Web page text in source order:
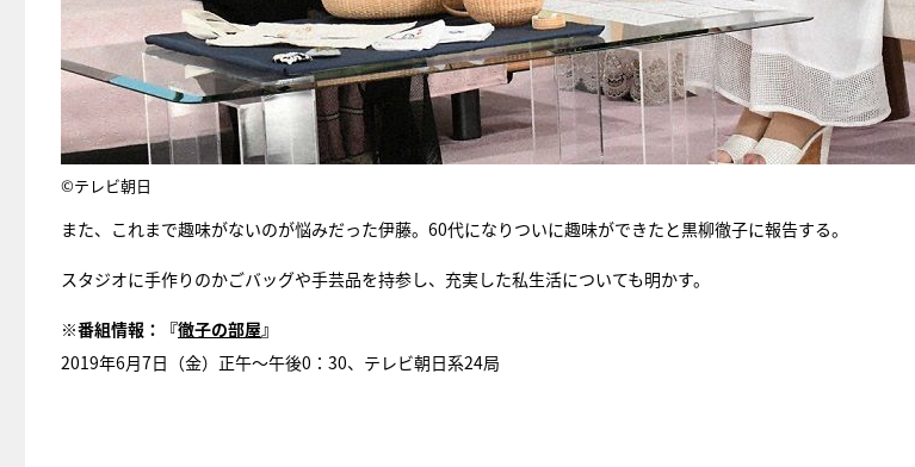
©テレビ朝日
また、これまで趣味がないのが悩みだった伊藤。60代になりついに趣味ができたと黒柳徹子に報告する。
スタジオに手作りのかごバッグや手芸品を持参し、充実した私生活についても明かす。
※番組情報：『徹子の部屋』
2019年6月7日（金）正午～午後0：30、テレビ朝日系24局